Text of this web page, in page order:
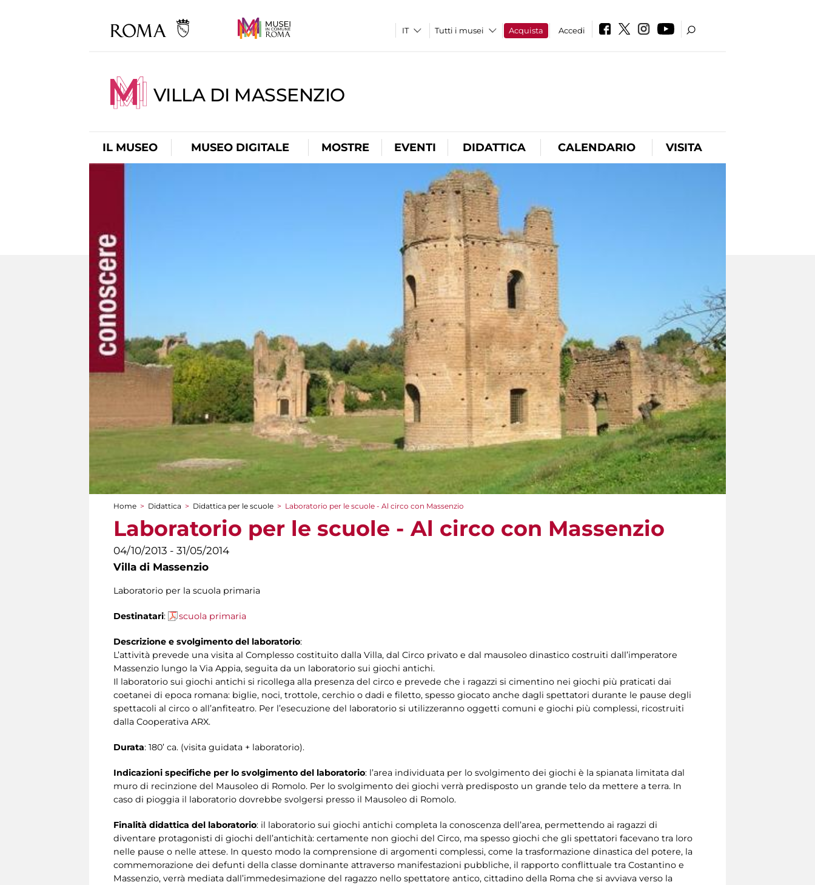
Tutti i musei Acquista Accedi
VILLA DI MASSENZIO
IL MUSEO MUSEO DIGITALE MOSTRE EVENTI DIDATTICA CALENDARIO VISITA
Tu sei qui
Home > Didattica > Didattica per le scuole > Laboratorio per le scuole - Al circo con Massenzio
Laboratorio per le scuole - Al circo con Massenzio
04/10/2013 - 31/05/2014
Villa di Massenzio
Laboratorio per la scuola primaria
Destinatari: scuola primaria
Descrizione e svolgimento del laboratorio:
L’attività prevede una visita al Complesso costituito dalla Villa, dal Circo privato e dal mausoleo dinastico costruiti dall’imperatore
Massenzio lungo la Via Appia, seguita da un laboratorio sui giochi antichi.
Il laboratorio sui giochi antichi si ricollega alla presenza del circo e prevede che i ragazzi si cimentino nei giochi più praticati dai
coetanei di epoca romana: biglie, noci, trottole, cerchio o dadi e filetto, spesso giocato anche dagli spettatori durante le pause degli
spettacoli al circo o all’anfiteatro. Per l’esecuzione del laboratorio si utilizzeranno oggetti comuni e giochi più complessi, ricostruiti
dalla Cooperativa ARX.
Durata: 180’ ca. (visita guidata + laboratorio).
Indicazioni specifiche per lo svolgimento del laboratorio: l’area individuata per lo svolgimento dei giochi è la spianata limitata dal
muro di recinzione del Mausoleo di Romolo. Per lo svolgimento dei giochi verrà predisposto un grande telo da mettere a terra. In
caso di pioggia il laboratorio dovrebbe svolgersi presso il Mausoleo di Romolo.
Finalità didattica del laboratorio: il laboratorio sui giochi antichi completa la conoscenza dell’area, permettendo ai ragazzi di
diventare protagonisti di giochi dell’antichità: certamente non giochi del Circo, ma spesso giochi che gli spettatori facevano tra loro
nelle pause o nelle attese. In questo modo la comprensione di argomenti complessi, come la trasformazione dinastica del potere, la
commemorazione dei defunti della classe dominante attraverso manifestazioni pubbliche, il rapporto conflittuale tra Costantino e
Massenzio, verrà mediata dall’immedesimazione del ragazzo nello spettatore antico, cittadino della Roma che si avviava verso la